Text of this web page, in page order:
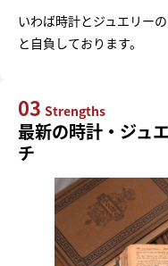
いわば時計とジュエリー
と自負しております。
03 Strengths
最新の時計・ジュ
チ